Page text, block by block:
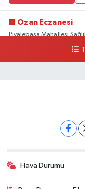
Ozan Eczanesi
Piyalepaşa Mahallesi
Hava Durumu